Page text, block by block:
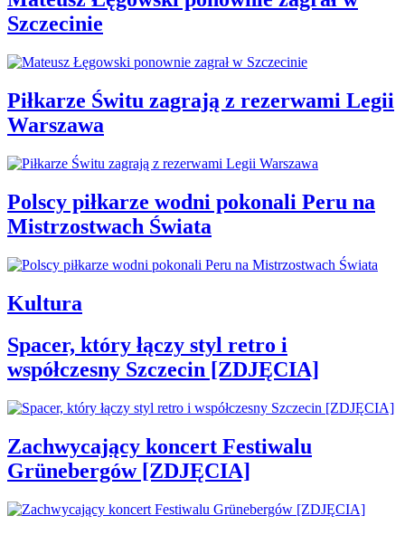
Szczecinie
Piłkarze Świtu zagrają z rezerwami Legii
Warszawa
Polscy piłkarze wodni pokonali Peru na
Mistrzostwach Świata
Kultura
Spacer, który łączy styl retro i
współczesny Szczecin [ZDJĘCIA]
Zachwycający koncert Festiwalu
Grünebergów [ZDJĘCIA]